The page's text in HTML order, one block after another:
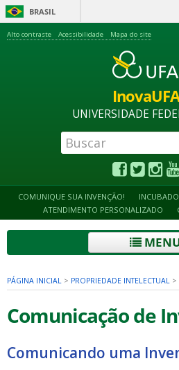
BRASIL
Alto contraste Acessibilidade Mapa do site
UNIVERSIDADE
COMUNIQUE SUA INVENÇÃO!
ATENDIMENTO PERSONALIZADO
PÁGINA INICIAL > PROPRIEDADE INTELECTUAL >
Comunicação de
Comunicando uma